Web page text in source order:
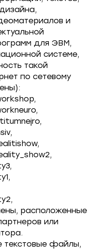
и
для ЭВМ,
системе,
такой
по сетевому
расположенные
или
текстовые файлы,